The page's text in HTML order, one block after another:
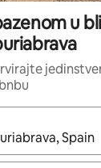
u
rezultati,